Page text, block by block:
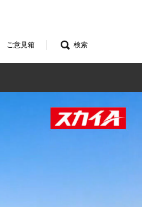
ご意見箱 検索